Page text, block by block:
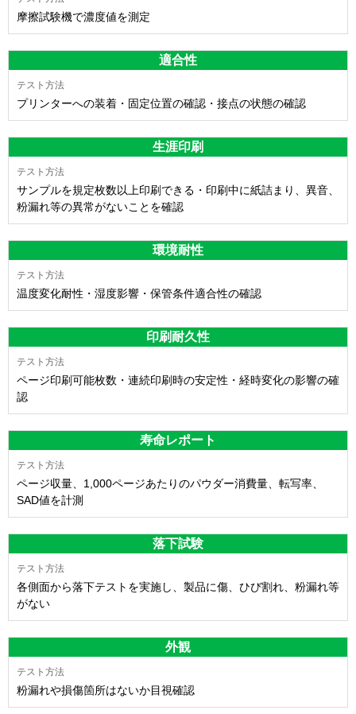
摩擦試験機で濃度値を測定
適合性
プリンターへの装着・固定位置の確認・接点の状態の確認
生涯印刷
サンプルを規定枚数以上印刷できる・印刷中に紙詰まり、異音、
粉漏れ等の異常がないことを確認
環境耐性
温度変化耐性・湿度影響・保管条件適合性の確認
印刷耐久性
ページ印刷可能枚数・連続印刷時の安定性・経時変化の影響の確
認
寿命レポート
ページ収量、1,000ページあたりのパウダー消費量、転写率、
SAD値を計測
落下試験
各側面から落下テストを実施し、製品に傷、ひび割れ、粉漏れ等
がない
外観
粉漏れや損傷箇所はないか目視確認